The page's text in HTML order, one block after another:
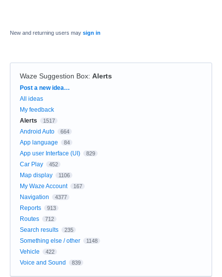
New and returning users may sign in
Waze Suggestion Box: Alerts
Categories
Post a new idea…
All ideas
My feedback
Alerts
1517
Android Auto 664
App language 84
App user Interface (UI) 829
Car Play 452
Map display 1106
My Waze Account 167
Navigation 4377
Reports 913
Routes 712
Search results 235
Something else / other 1148
Vehicle 422
Voice and Sound 839